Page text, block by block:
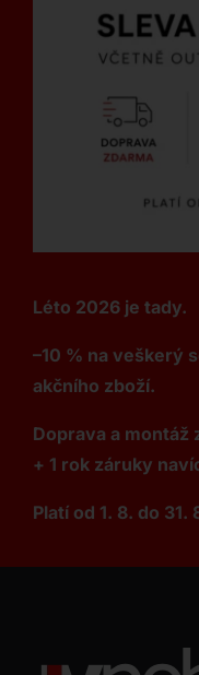
Léto 2026 je tady.
–10 % na veškerý
akčního zboží.
Doprava a montáž
+ 1 rok záruky
Platí od 1. 8. do 31.